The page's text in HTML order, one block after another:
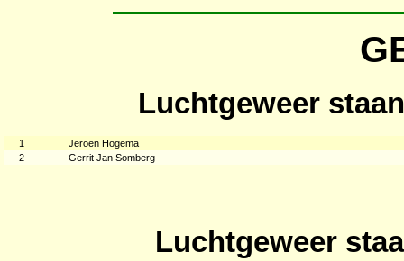
Luchtgeweer
1
Jeroen Hogema
2
Gerrit Jan Somberg
Luchtgeweer